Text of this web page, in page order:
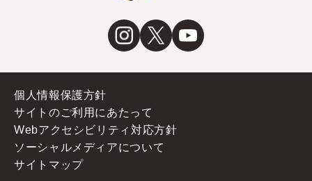
個人情報保護方針
サイトのご利用にあたって
Webアクセシビリティ対応方針
ソーシャルメディアについて
サイトマップ